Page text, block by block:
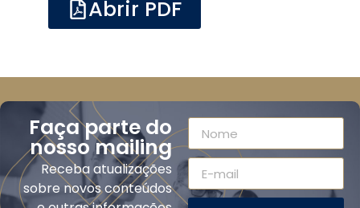
Abrir PDF
Faça parte do
nosso mailing
Receba atualizações
sobre novos conteúdos